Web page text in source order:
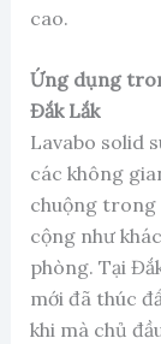
cao.
Ứng dụng
Đắk Lắk
Lavabo solid
các không
chuộng
cộng như
phòng. Tại
mới đã thúc
khi mà chủ